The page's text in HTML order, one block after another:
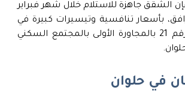
الشقق جاهزة للاستلام خلال شهر فبراير
بأسعار تنافسية وتيسيرات كبيرة في
السداد بالبلوك رقم 21 بالمجاورة الأولى بالمجتمع السكني
في حلوان